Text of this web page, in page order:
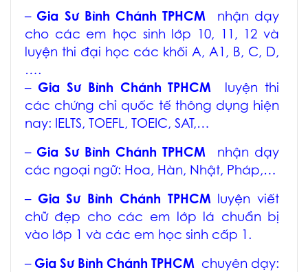
– Gia Sư Bình Chánh TPHCM
nhận dạy
cho các em học sinh lớp 10, 11, 12 và
luyện thi đại học các khối A, A1, B, C, D,
….
– Gia Sư Bình Chánh TPHCM
luyện thi
các chứng chỉ quốc tế thông dụng hiện
nay: IELTS, TOEFL, TOEIC, SAT,…
– Gia Sư Bình Chánh TPHCM
nhận dạy
các ngoại ngữ: Hoa, Hàn, Nhật, Pháp,…
– Gia Sư Bình Chánh TPHCM
luyện viết
chữ đẹp cho các em lớp lá chuẩn bị
vào lớp 1 và các em học sinh cấp 1.
– Gia Sư Bình Chánh TPHCM chuyên dạy: